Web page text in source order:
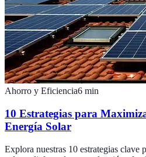
Ahorro y Eficiencia6 min
10 Estrategias para
Energía Solar
Explora nuestras 10 estrategias clave